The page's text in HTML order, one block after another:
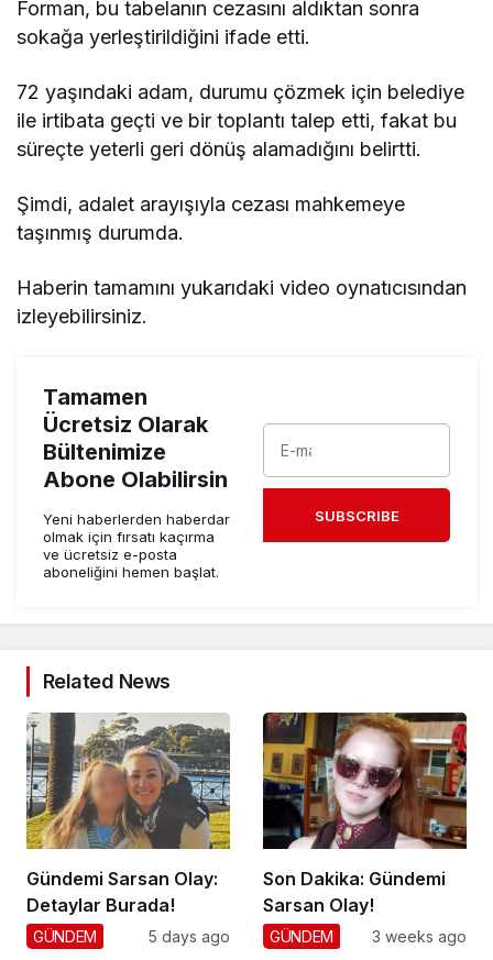
Forman, bu tabelanın cezasını aldıktan sonra
sokağa yerleştirildiğini ifade etti.
72 yaşındaki adam, durumu çözmek için belediye
ile irtibata geçti ve bir toplantı talep etti, fakat bu
süreçte yeterli geri dönüş alamadığını belirtti.
Şimdi, adalet arayışıyla cezası mahkemeye
taşınmış durumda.
Haberin tamamını yukarıdaki video oynatıcısından
izleyebilirsiniz.
Tamamen
Ücretsiz Olarak
Bültenimize
Abone Olabilirsin
Yeni haberlerden haberdar
olmak için fırsatı kaçırma
ve ücretsiz e-posta
aboneliğini hemen başlat.
SUBSCRIBE
Related News
Gündemi Sarsan Olay:
Detaylar Burada!
GÜNDEM 5 days ago
Son Dakika: Gündemi
Sarsan Olay!
GÜNDEM 3 weeks ago